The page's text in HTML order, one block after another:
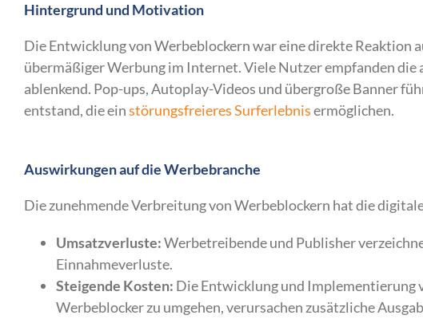
Hintergrund und Motivation
Die Entwicklung von Werbeblockern war eine direkte Reaktion
übermäßiger Werbung im Internet. Viele Nutzer empfanden
ablenkend. Pop-ups, Autoplay-Videos und übergroße Banner
entstand, die einstörungsfreieres Surferlebnisermöglichen.
Auswirkungen auf die Werbebranche
Die zunehmende Verbreitung von Werbeblockern hat die
Umsatzverluste:Werbetreibende und Publisher
Einnahmeverluste.
Steigende Kosten: Die Entwicklung und Implementierung
Werbeblocker zu umgehen, verursachen zusätzliche